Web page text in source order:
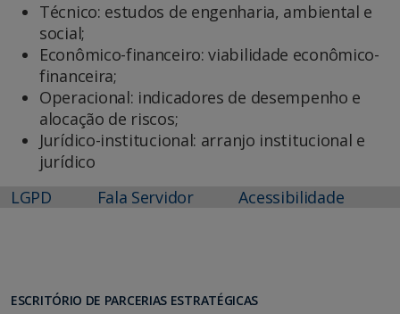
Técnico: estudos de engenharia, ambiental e
social;
Econômico-financeiro: viabilidade econômico-
financeira;
Operacional: indicadores de desempenho e
alocação de riscos;
Jurídico-institucional: arranjo institucional e
jurídico
LGPD
Fala Servidor Acessibilidade
ESCRITÓRIO DE PARCERIAS ESTRATÉGICAS